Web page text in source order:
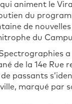
animent le
du
de
du
de la 14e Rue
passants
marqué par